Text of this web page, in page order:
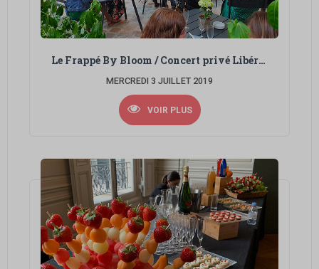
Le Frappé By Bloom / Concert privé Libération
MERCREDI 3 JUILLET 2019
VOIR PLUS